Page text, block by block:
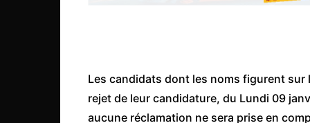
Togo
Tunisie
Les candidats dont les noms figurent
rejet de leur candidature, du Lundi 09
aucune réclamation ne sera prise en